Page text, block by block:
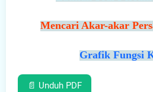
Mencari Akar-akar
Grafik Fungsi
📄 Unduh PDF